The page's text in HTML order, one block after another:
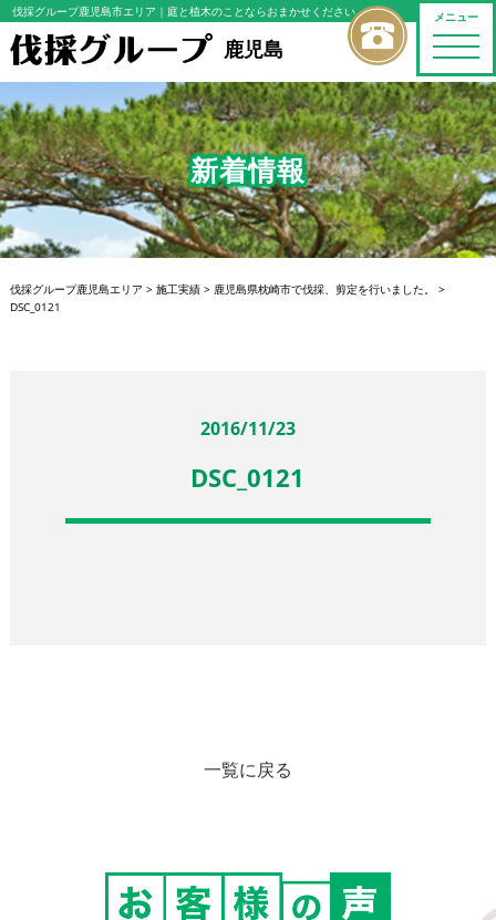
メニュー
toggle
伐採グループ鹿児島市エリア ｜庭と植木のことならおまかせください
鹿児島
新着情報
伐採グループ鹿児島エリア > 施工実績> 鹿児島県枕崎市で伐採、剪定を行いました。
>
DSC_0121
2016/11/23
DSC_0121
一覧に戻る